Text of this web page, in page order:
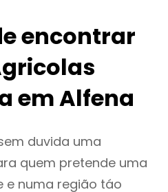
encontrar
em Alfena
duvida uma
quem pretende uma
e numa região táo